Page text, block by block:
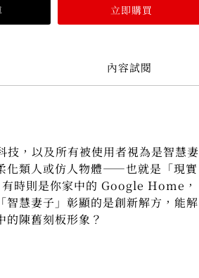
內容試閱
，以及所有被使用者視為是智慧妻
化類人或仿人物體——也就是「現實
時則是你家中的 Google Home，
慧妻子」彰顯的是創新解方，能解
陳舊刻板形象？